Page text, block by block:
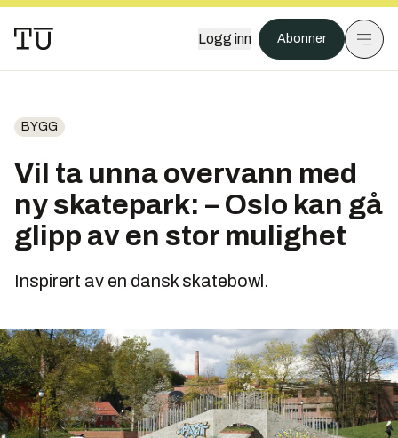
Logg inn Abonner
BYGG
Vil ta unna overvann med
ny skatepark: – Oslo kan gå
glipp av en stor mulighet
Inspirert av en dansk skatebowl.